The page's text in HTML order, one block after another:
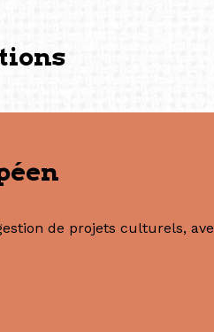
Geric Cruz)